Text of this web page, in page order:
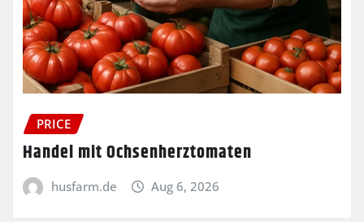
PRICE
Handel mit Ochsenherztomaten
husfarm.de Aug 6, 2026